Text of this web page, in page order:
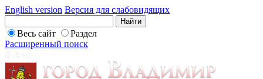
English version Версия для слабовидящих
Весь сайт
Раздел
Расширенный поиск